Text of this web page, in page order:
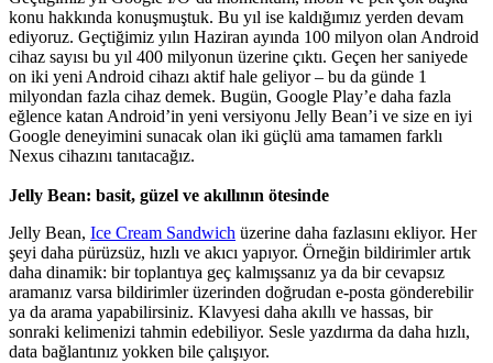
konu hakkında konuşmuştuk. Bu yıl ise kaldığımız yerden devam
ediyoruz. Geçtiğimiz yılın Haziran ayında 100 milyon olan Android
cihaz sayısı bu yıl 400 milyonun üzerine çıktı. Geçen her saniyede
on iki yeni Android cihazı aktif hale geliyor – bu da günde 1
milyondan fazla cihaz demek. Bugün, Google Play’e daha fazla
eğlence katan Android’in yeni versiyonu Jelly Bean’i ve size en iyi
Google deneyimini sunacak olan iki güçlü ama tamamen farklı
Nexus cihazını tanıtacağız.
Jelly Bean: basit, güzel ve akıllının ötesinde
Jelly Bean, Ice Cream Sandwich üzerine daha fazlasını ekliyor. Her
şeyi daha pürüzsüz, hızlı ve akıcı yapıyor. Örneğin bildirimler artık
daha dinamik: bir toplantıya geç kalmışsanız ya da bir cevapsız
aramanız varsa bildirimler üzerinden doğrudan e-posta gönderebilir
ya da arama yapabilirsiniz. Klavyesi daha akıllı ve hassas, bir
sonraki kelimenizi tahmin edebiliyor. Sesle yazdırma da daha hızlı,
data bağlantınız yokken bile çalışıyor.